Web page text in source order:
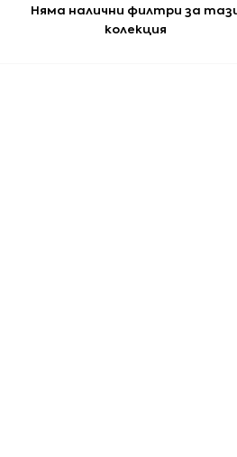
Няма налични филтри за
колекция